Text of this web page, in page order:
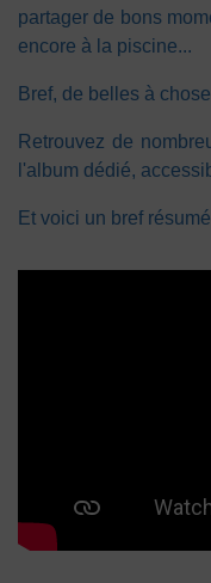
partager de bons
encore à la piscine...
Bref, de belles à
Retrouvez de
l'album dédié,
Et voici un bref